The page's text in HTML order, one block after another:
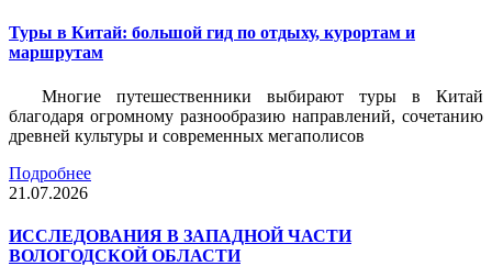
Туры в Китай: большой гид по отдыху, курортам и
маршрутам
Многие путешественники выбирают туры в Китай
благодаря огромному разнообразию направлений, сочетанию
древней культуры и современных мегаполисов
Подробнее
21.07.2026
ИССЛЕДОВАНИЯ В ЗАПАДНОЙ ЧАСТИ
ВОЛОГОДСКОЙ ОБЛАСТИ